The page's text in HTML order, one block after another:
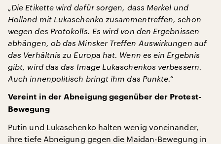
„Die Etikette wird dafür sorgen, dass Merkel und
Holland mit Lukaschenko zusammentreffen, schon
wegen des Protokolls. Es wird von den Ergebnissen
abhängen, ob das Minsker Treffen Auswirkungen auf
das Verhältnis zu Europa hat. Wenn es ein Ergebnis
gibt, wird das das Image Lukaschenkos verbessern.
Auch innenpolitisch bringt ihm das Punkte.“
Vereint in der Abneigung gegenüber der Protest-
Bewegung
Putin und Lukaschenko halten wenig voneinander,
ihre tiefe Abneigung gegen die Maidan-Bewegung in